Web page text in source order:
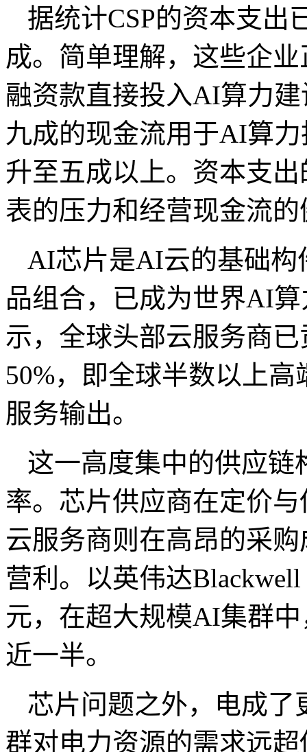
据统计CSP的资本支出
成。简单理解，这些企
融资款直接投入AI算力
九成的现金流用于AI算
升至五成以上。资本支
表的压力和经营现金流
AI芯片是AI云的基础构
品组合，已成为世界AI
示，全球头部云服务商
50%，即全球半数以上高
服务输出。
这一高度集中的供应链
率。芯片供应商在定价
云服务商则在高昂的采
营利。以英伟达Blackwell
元，在超大规模AI集群
近一半。
芯片问题之外，电成了
群对电力资源的需求远